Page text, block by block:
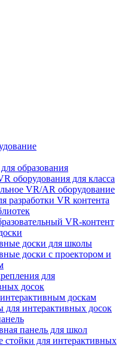
образования
оборудования для класса
VR/AR оборудование
разработки VR контента
VR-контент
доски для школы
доски с проектором и
для
досок
доскам
для интерактивных досок
панель для школ
для интерактивных